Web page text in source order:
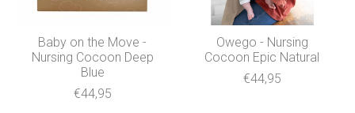
Baby on the Move -
Nursing Cocoon Deep
Blue
€44,95
Owego - Nursing
Cocoon Epic Natural
€44,95